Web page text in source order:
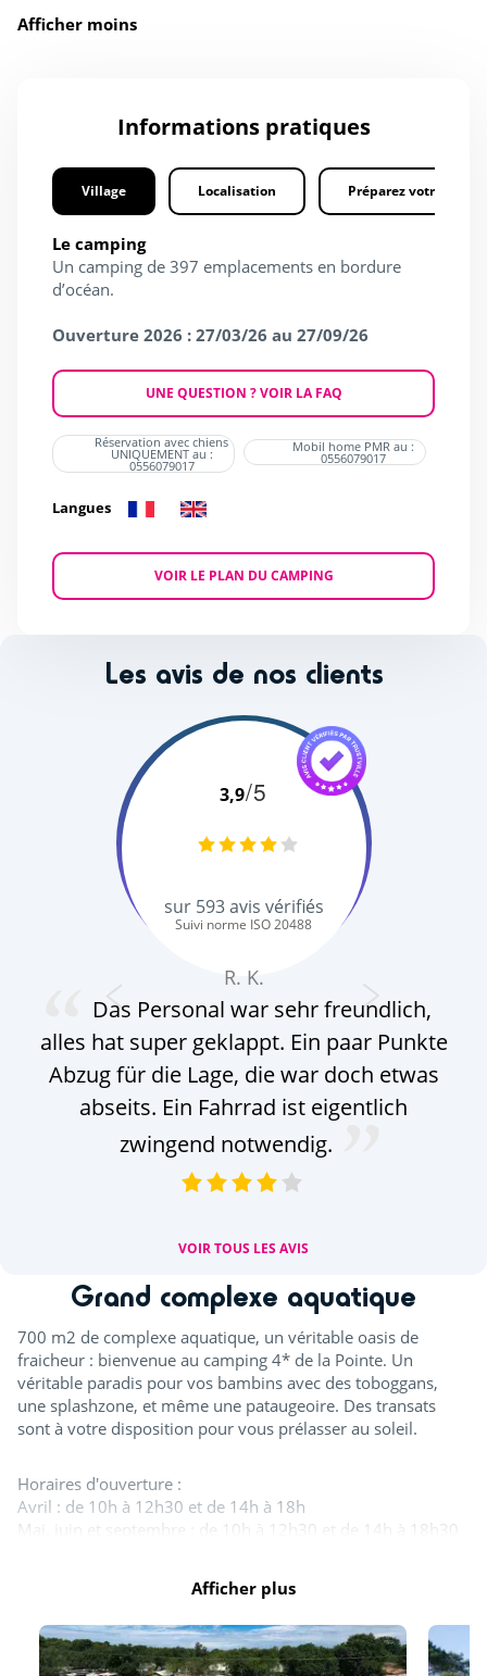
Afficher moins
Informations pratiques
Village Localisation Préparez votre séjour
Le camping
Un camping de 397 emplacements en bordure
d’océan.
Ouverture 2026 : 27/03/26 au 27/09/26
UNE QUESTION ? VOIR LA FAQ
Réservation avec chiens
UNIQUEMENT au :
0556079017
Mobil home PMR au :
0556079017
Langues
VOIR LE PLAN DU CAMPING
Les avis de nos clients
3,9/5
sur 593avis vérifiés
Suivi norme ISO 20488
R. K.
Das Personal war sehr freundlich,
alles hat super geklappt. Ein paar Punkte
Abzug für die Lage, die war doch etwas
abseits. Ein Fahrrad ist eigentlich
zwingend notwendig.
VOIR TOUS LES AVIS
Grand complexe aquatique
700 m2 de complexe aquatique, un véritable oasis de
fraicheur : bienvenue au camping 4* de la Pointe. Un
véritable paradis pour vos bambins avec des toboggans,
une splashzone, et même une pataugeoire. Des transats
sont à votre disposition pour vous prélasser au soleil.
Horaires d'ouverture :
Avril : de 10h à 12h30 et de 14h à 18h
Mai, juin et septembre : de 10h à 12h30 et de 14h à 18h30
minima, un bassin est ouvert d'avril à septembre. Les
toboggans ainsi que la splashzone sont ouverts à partir de
Afficher plus